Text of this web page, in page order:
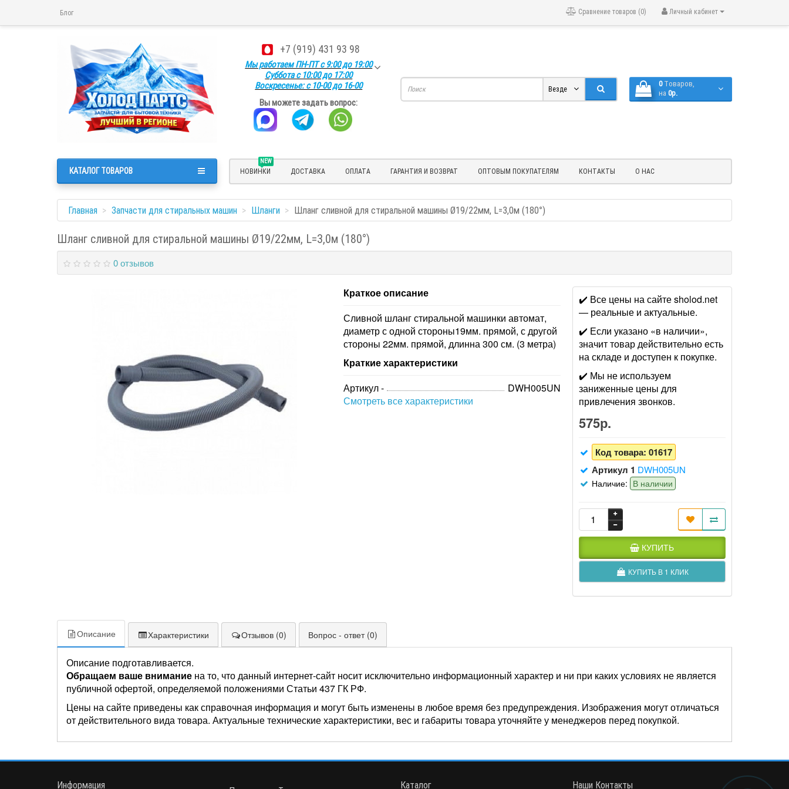
Блог Личный кабинет
Сравнение товаров (0)
+7 (919) 431 93 98
Мы работаем ПН-ПТ с 9:00 до 19:00
Суббота с 10:00 до 17:00
Воскресенье: с 10-00 до 16-00
Вы можете задать вопрос:
0 Tоваров,
на 0р.
Везде
NEW
НОВИНКИ ДОСТАВКА ОПЛАТА ГАРАНТИЯ И ВОЗВРАТ ОПТОВЫМ ПОКУПАТЕЛЯМ КОНТАКТЫ О НАС
КАТАЛОГ ТОВАРОВ
Главная Запчасти для стиральных машин Шланги Шланг сливной для стиральной машины Ø19/22мм, L=3,0м (180°)
Шланг сливной для стиральной машины Ø19/22мм, L=3,0м (180°)
0 отзывов
Краткое описание
Сливной шланг стиральной машинки автомат,
диаметр с одной стороны19мм. прямой, с другой
стороны 22мм. прямой, длинна 300 см. (3 метра)
Краткие характеристики
Артикул -
DWH005UN
Смотреть все характеристики
✔️ Все цены на сайте sholod.net
— реальные и актуальные.
✔️ Если указано «в наличии»,
значит товар действительно есть
на складе и доступен к покупке.
✔️ Мы не используем
заниженные цены для
привлечения звонков.
575р.
Код товара: 01617
Артикул 1 DWH005UN
Наличие: В наличии
КУПИТЬ
КУПИТЬ В 1 КЛИК
Описание Характеристики Отзывов (0) Вопрос - ответ (0)
Описание подготавливается.
Обращаем ваше внимание на то, что данный интернет-сайт носит исключительно информационный характер и ни при каких условиях не является
публичной офертой, определяемой положениями Статьи 437 ГК РФ.
Цены на сайте приведены как справочная информация и могут быть изменены в любое время без предупреждения. Изображения могут отличаться
от действительного вида товара. Актуальные технические характеристики, вес и габариты товара уточняйте у менеджеров перед покупкой.
Информация Каталог Наши Контакты